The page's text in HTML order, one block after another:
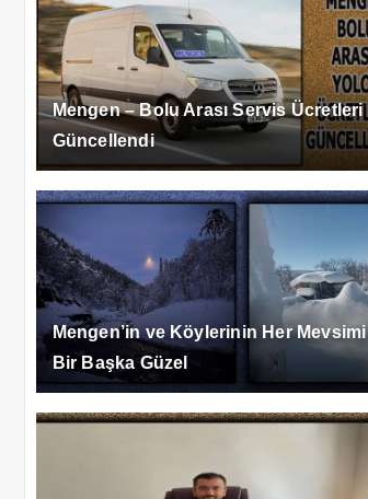
Mengen – Bolu Arası Servis Ücretleri
Güncellendi
Mengen’in ve Köylerinin Her Mevsimi
Bir Başka Güzel